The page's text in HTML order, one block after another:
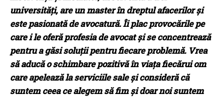
universități, are un master în dreptul afacerilor și
este pasionată de avocatură. Îi plac provocările pe
care i le oferă profesia de avocat și se concentrează
pentru a găsi soluții pentru fiecare problemă. Vrea
să aducă o schimbare pozitivă în viața fiecărui om
care apelează la serviciile sale și consideră că
suntem ceea ce alegem să fim și doar noi suntem